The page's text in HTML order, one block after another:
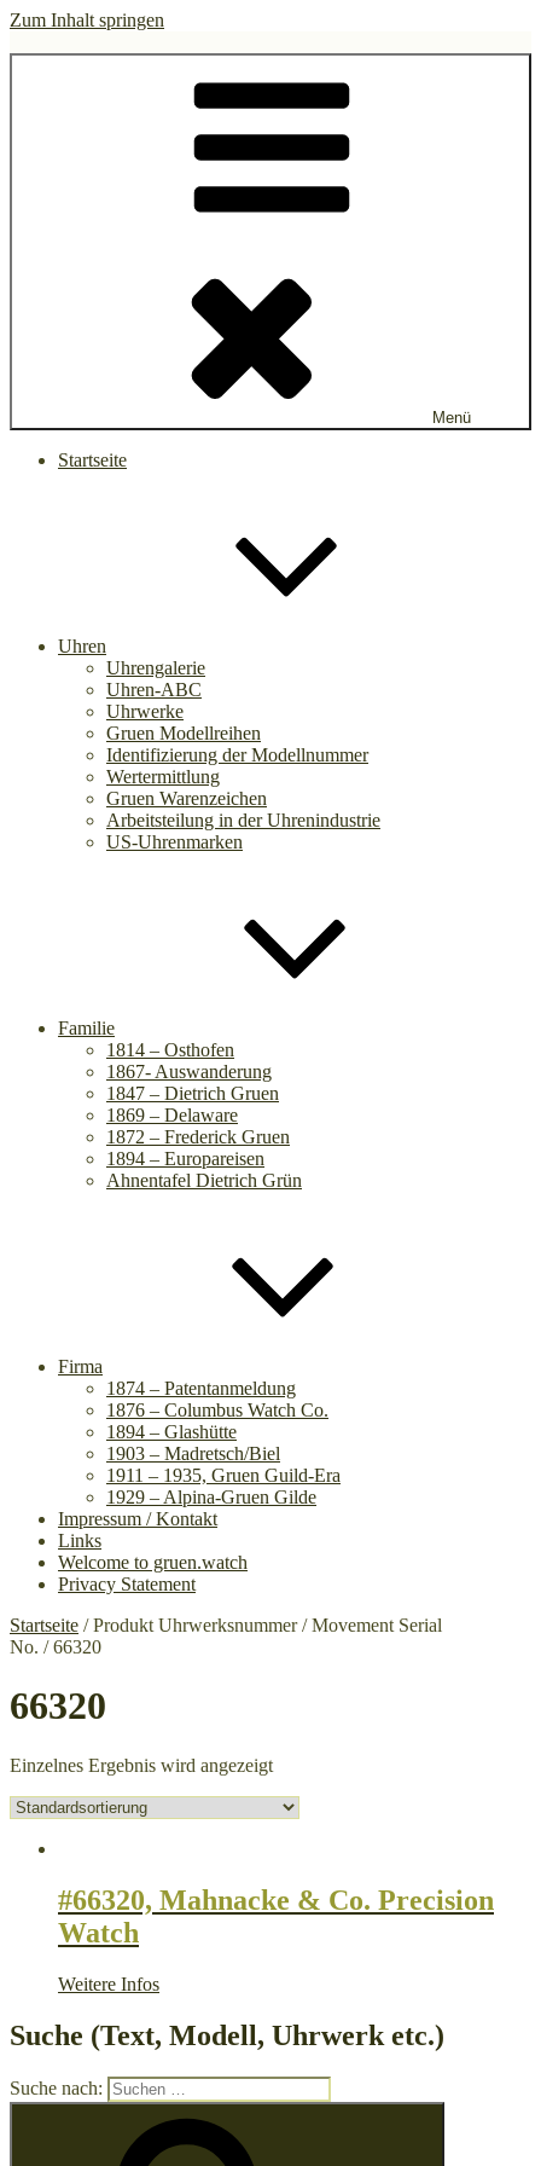
Zum Inhalt springen
Menü
Startseite
Uhren
Uhrengalerie
Uhren-ABC
Uhrwerke
Gruen Modellreihen
Identifizierung der Modellnummer
Wertermittlung
Gruen Warenzeichen
Arbeitsteilung in der Uhrenindustrie
US-Uhrenmarken
Familie
1814 – Osthofen
1867- Auswanderung
1847 – Dietrich Gruen
1869 – Delaware
1872 – Frederick Gruen
1894 – Europareisen
Ahnentafel Dietrich Grün
Firma
1874 – Patentanmeldung
1876 – Columbus Watch Co.
1894 – Glashütte
1903 – Madretsch/Biel
1911 – 1935, Gruen Guild-Era
1929 – Alpina-Gruen Gilde
Impressum / Kontakt
Links
Welcome to gruen.watch
Privacy Statement
Startseite / Produkt Uhrwerksnummer / Movement Serial
No. / 66320
66320
Einzelnes Ergebnis wird angezeigt
#66320, Mahnacke & Co. Precision
Watch
Weitere Infos
Suche (Text, Modell, Uhrwerk etc.)
Suche nach: